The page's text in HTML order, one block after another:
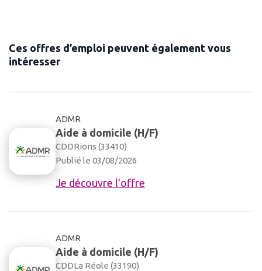
Ces offres d’emploi peuvent également vous
intéresser
ADMR
Aide à domicile (H/F)
CDDRions (33410)
Publié le 03/08/2026
Je découvre l’offre
ADMR
Aide à domicile (H/F)
CDDLa Réole (33190)